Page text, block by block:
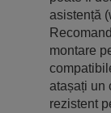
asistență
montare
atașați un
rezistent